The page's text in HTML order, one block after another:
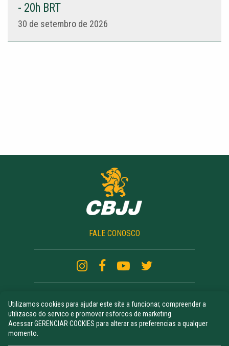
- 20h BRT
30 de setembro de 2026
FALE CONOSCO
CAMPEONATOS
ATLETAS RANKING
UNIFORME
Utilizamos cookies para ajudar este site a funcionar, compreender a
utilizacao do servico e promover esforcos de marketing.
Acessar GERENCIAR COOKIES para alterar as preferencias a qualquer
momento.